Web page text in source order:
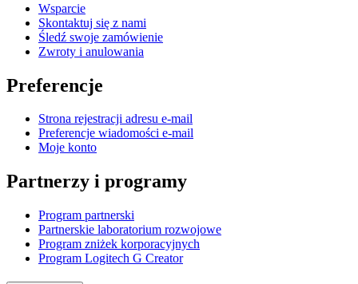
Wsparcie
Skontaktuj się z nami
Śledź swoje zamówienie
Zwroty i anulowania
Preferencje
Strona rejestracji adresu e-mail
Preferencje wiadomości e-mail
Moje konto
Partnerzy i programy
Program partnerski
Partnerskie laboratorium rozwojowe
Program zniżek korporacyjnych
Program Logitech G Creator